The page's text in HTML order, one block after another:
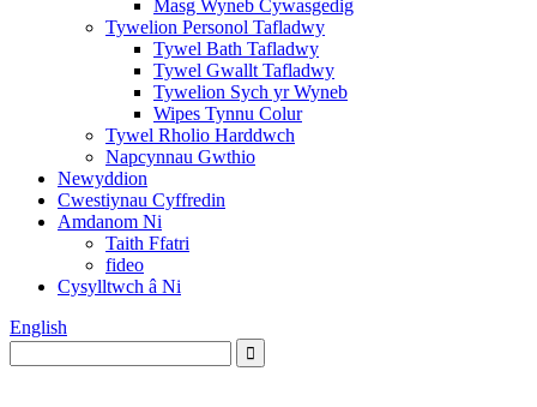
Masg Wyneb Cywasgedig
Tywelion Personol Tafladwy
Tywel Bath Tafladwy
Tywel Gwallt Tafladwy
Tywelion Sych yr Wyneb
Wipes Tynnu Colur
Tywel Rholio Harddwch
Napcynnau Gwthio
Newyddion
Cwestiynau Cyffredin
Amdanom Ni
Taith Ffatri
fideo
Cysylltwch â Ni
English